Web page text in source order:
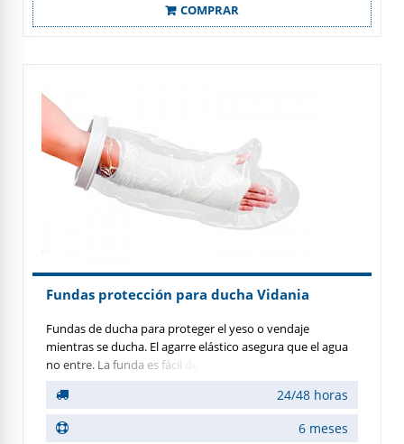
COMPRAR
Fundas protección para ducha Vidania
Fundas de ducha para proteger el yeso o vendaje
mientras se ducha. El agarre elástico asegura que el agua
no entre. La funda es fácil de poner sin ayuda, y está
destinado a múltiples usos. No es adecuado para heridas
abiertas o para nadar.
24/48 horas
6 meses